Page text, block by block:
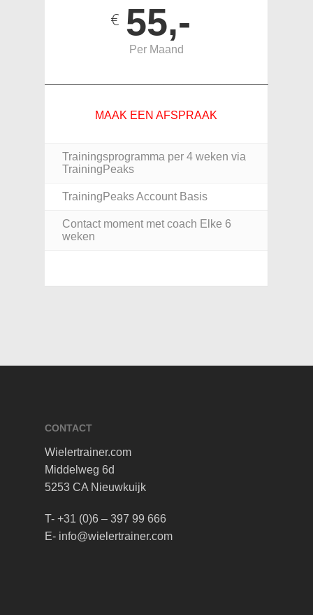
€55,-
Per Maand
MAAK EEN AFSPRAAK
Trainingsprogramma per 4 weken via
TrainingPeaks
TrainingPeaks Account Basis
Contact moment met coach Elke 6
weken
CONTACT
Wielertrainer.com
Middelweg 6d
5253 CA Nieuwkuijk
T- +31 (0)6 – 397 99 666
E- info@wielertrainer.com